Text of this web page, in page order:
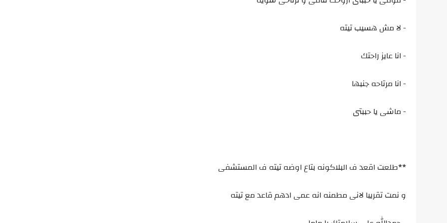
- لا مش هسيب تيته
- انا عايز راحتك
- انا مرتاحه جنبها
- ماشى يا حببتى
**طلعت اقعد ف البلاكونه بتاع اوضه تيته ف المستشفى
و نمت تقريبا لانى مطمنه انه عمى ادهم قاعد مع تيته